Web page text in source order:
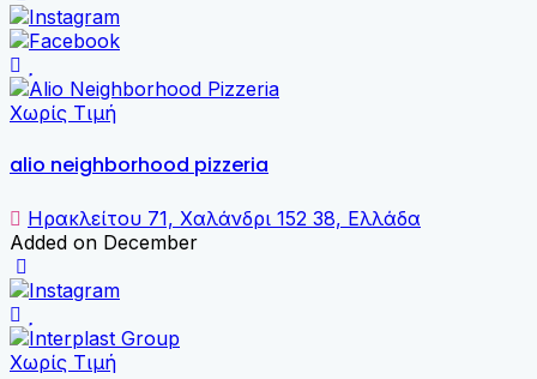
Χωρίς Τιμή
alio neighborhood pizzeria
Ηρακλείτου 71, Χαλάνδρι 152 38, Ελλάδα
Added on December
Χωρίς Τιμή